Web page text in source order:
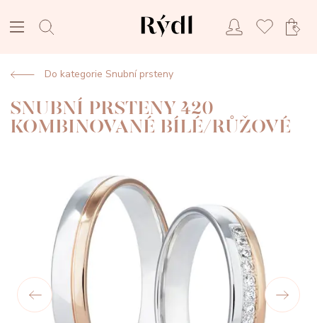
Do kategorie Snubní prsteny
SNUBNÍ PRSTENY 420
KOMBINOVANÉ BÍLÉ/RŮŽOVÉ